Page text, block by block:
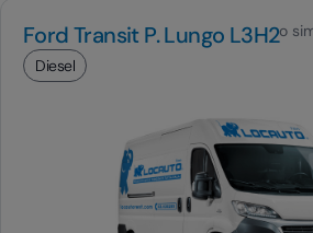
Ford Transit P. Lungo L3H2o
Diesel